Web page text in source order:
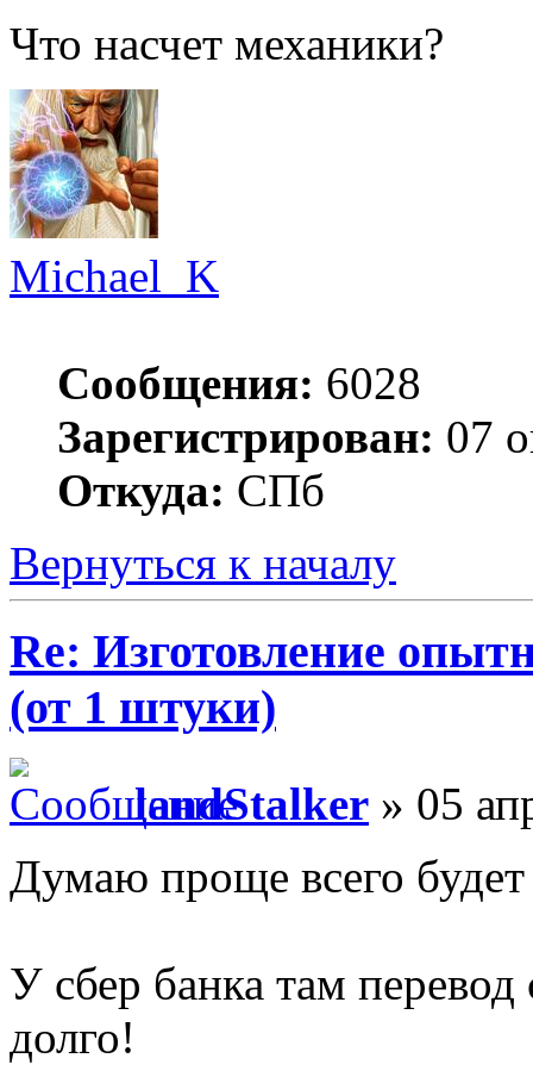
Что насчет механики?
Michael_K
Сообщения: 6028
Зарегистрирован: 07
Откуда: СПб
Вернуться к началу
Re: Изготовление
(от 1 штуки)
landStalker » 05
Думаю проще всего
У сбер банка там
долго!